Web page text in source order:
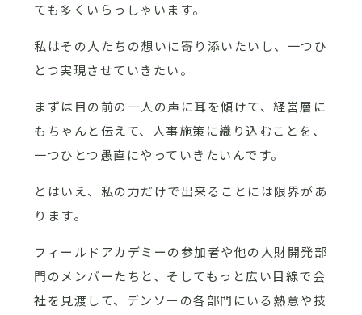
ても多くいらっしゃいます。
私はその人たちの想いに寄り添いたいし、一つひ
とつ実現させていきたい。
まずは目の前の一人の声に耳を傾けて、経営層に
もちゃんと伝えて、人事施策に織り込むことを、
一つひとつ愚直にやっていきたいんです。
とはいえ、私の力だけで出来ることには限界があ
ります。
フィールドアカデミーの参加者や他の人財開発部
門のメンバーたちと、そしてもっと広い目線で会
社を見渡して、デンソーの各部門にいる熱意や技